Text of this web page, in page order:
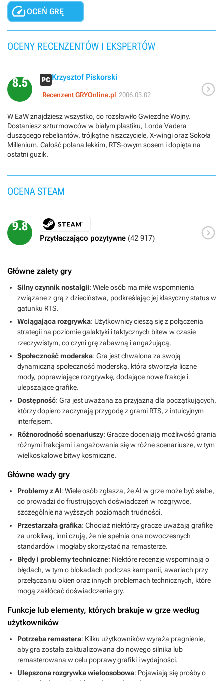
OCEŃ GRĘ
OCENY RECENZENTÓW I EKSPERTÓW
8.5 Krzysztof Piskorski
Recenzent GRYOnline.pl 2006.03.02 
W EaW znajdziesz wszystko, co rozsławiło Gwiezdne Wojny.
Dostaniesz szturmowców w białym plastiku, Lorda Vadera
duszącego rebeliantów, trójkątne niszczyciele, X-wingi oraz Sokoła
Millenium. Całość polana lekkim, RTS-owym sosem i dopięta na
ostatni guzik.
OCENA STEAM
9.8
Przytłaczająco pozytywne (42 917) 
Główne zalety gry
Silny czynnik nostalgii: Wiele osób ma miłe wspomnienia
związane z grą z dzieciństwa, podkreślając jej klasyczny status w
gatunku RTS.
Wciągająca rozgrywka: Użytkownicy cieszą się z połączenia
strategii na poziomie galaktyki i taktycznych bitew w czasie
rzeczywistym, co czyni grę zabawną i angażującą.
Społeczność moderska: Gra jest chwalona za swoją
dynamiczną społeczność moderską, która stworzyła liczne
mody, poprawiające rozgrywkę, dodające nowe frakcje i
ulepszające grafikę.
Dostępność: Gra jest uważana za przyjazną dla początkujących,
którzy dopiero zaczynają przygodę z grami RTS, z intuicyjnym
interfejsem.
Różnorodność scenariuszy: Gracze doceniają możliwość grania
różnymi frakcjami i angażowania się w różne scenariusze, w tym
wielkoskalowe bitwy kosmiczne.
Główne wady gry
Problemy z AI: Wiele osób zgłasza, że AI w grze może być słabe,
co prowadzi do frustrujących doświadczeń w rozgrywce,
szczególnie na wyższych poziomach trudności.
Przestarzała grafika: Chociaż niektórzy gracze uważają grafikę
za urokliwą, inni czują, że nie spełnia ona nowoczesnych
standardów i mogłaby skorzystać na remasterze.
Błędy i problemy techniczne: Niektóre recenzje wspominają o
błędach, w tym o blokadach podczas kampanii, awariach przy
przełączaniu okien oraz innych problemach technicznych, które
mogą zakłócać doświadczenie gry.
Funkcje lub elementy, których brakuje w grze według
użytkowników
Potrzeba remastera: Kilku użytkowników wyraża pragnienie,
aby gra została zaktualizowana do nowego silnika lub
remasterowana w celu poprawy grafiki i wydajności.
Ulepszona rozgrywka wieloosobowa: Pojawiają się prośby o